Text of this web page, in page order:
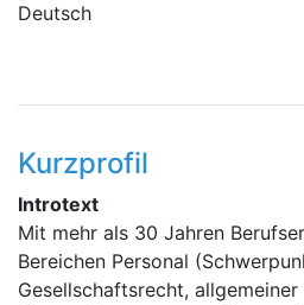
Deutsch
Kurzprofil
Introtext
Mit mehr als 30 Jahren
Bereichen Personal
Gesellschaftsrecht,